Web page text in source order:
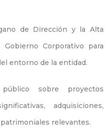
de Dirección y la Alta
Corporativo para
entorno de la entidad.
sobre proyectos
adquisiciones,
relevantes.